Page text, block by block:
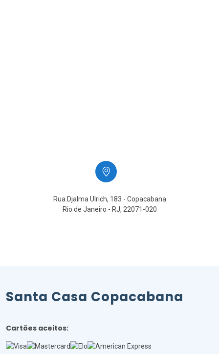
Rua Djalma Ulrich, 183 - Copacabana
Rio de Janeiro - RJ, 22071-020
Santa Casa Copacabana
Cartões aceitos: